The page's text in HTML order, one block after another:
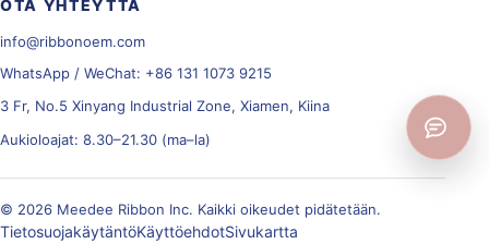
OTA YHTEYTTÄ
info@ribbonoem.com
WhatsApp / WeChat: +86 131 1073 9215
3 Fr, No.5 Xinyang Industrial Zone, Xiamen, Kiina
Aukioloajat: 8.30–21.30 (ma–la)
© 2026 Meedee Ribbon Inc. Kaikki oikeudet pidätetään.
TietosuojakäytäntöKäyttöehdotSivukartta